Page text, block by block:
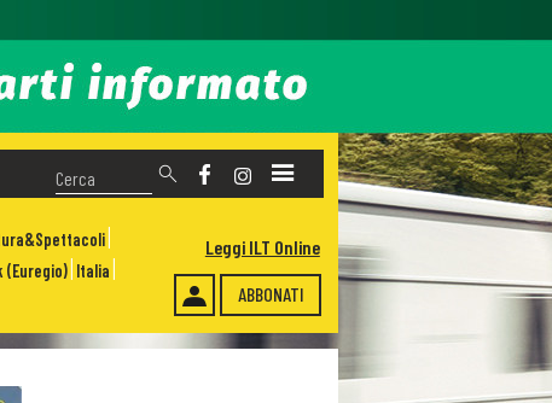
(Euregio) Italia
ABBONATI
Leggi ILT Online